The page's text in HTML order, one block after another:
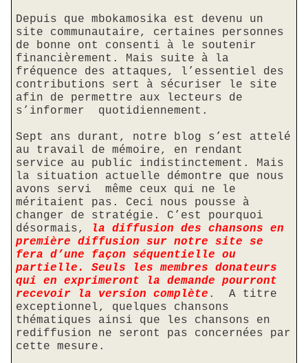
Depuis que mbokamosika est devenu un
site communautaire, certaines personnes
de bonne ont consenti à le soutenir
financièrement. Mais suite à la
fréquence des attaques, l’essentiel des
contributions sert à sécuriser le site
afin de permettre aux lecteurs de
s’informer
quotidiennement.
Sept ans durant, notre blog s’est attelé
au travail de mémoire, en rendant
service au public indistinctement. Mais
la situation actuelle démontre que nous
avons servi
même ceux qui ne le
méritaient pas. Ceci nous pousse à
changer de stratégie. C’est pourquoi
désormais,
la diffusion des chansons en
première diffusion sur notre site se
fera d’une façon séquentielle ou
partielle. Seuls les membres donateurs
qui en exprimeront la demande pourront
recevoir la version complète .
A titre
exceptionnel, quelques chansons
thématiques ainsi que les chansons en
rediffusion ne seront pas concernées par
cette mesure.